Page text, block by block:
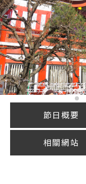
節日概要
相關網站